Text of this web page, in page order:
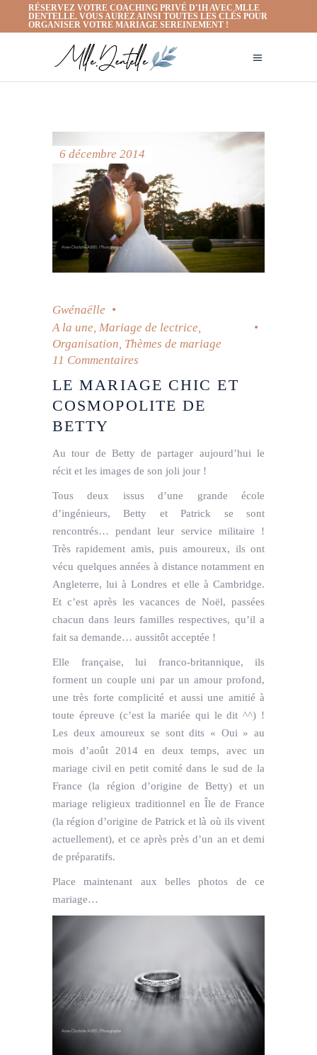
RÉSERVEZ VOTRE COACHING PRIVÉ D'1H AVEC MLLE
DENTELLE. VOUS AUREZ AINSI TOUTES LES CLÉS POUR
ORGANISER VOTRE MARIAGE SEREINEMENT !
6 décembre 2014
Gwénaëlle
A la une, Mariage de lectrice,
Organisation, Thèmes de mariage
11 Commentaires
LE MARIAGE CHIC ET
COSMOPOLITE DE
BETTY
Au tour de Betty de partager aujourd’hui le
récit et les images de son joli jour !
Tous deux issus d’une grande école
d’ingénieurs, Betty et Patrick se sont
rencontrés… pendant leur service militaire !
Très rapidement amis, puis amoureux, ils ont
vécu quelques années à distance notamment en
Angleterre, lui à Londres et elle à Cambridge.
Et c’est après les vacances de Noël, passées
chacun dans leurs familles respectives, qu’il a
fait sa demande… aussitôt acceptée !
Elle française, lui franco-britannique, ils
forment un couple uni par un amour profond,
une très forte complicité et aussi une amitié à
toute épreuve (c’est la mariée qui le dit ^^) !
Les deux amoureux se sont dits « Oui » au
mois d’août 2014 en deux temps, avec un
mariage civil en petit comité dans le sud de la
France (la région d’origine de Betty) et un
mariage religieux traditionnel en Île de France
(la région d’origine de Patrick et là où ils vivent
actuellement), et ce après près d’un an et demi
de préparatifs.
Place maintenant aux belles photos de ce
mariage…